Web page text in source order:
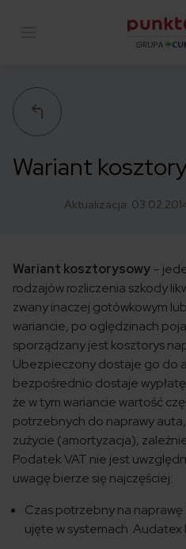
Wariant
Aktualizacja:
Wariant kosztorysowy–
rodzajów rozliczenia szkody
zwany inaczej gotówkowym
wariancie, po oględzinach
sporządzany jest kosztorys
Ubezpieczony dostaje go do
bezpośrednio dostaje
że w tym wariancie wartość
potrzebnych do naprawy
zużycie (amortyzacja),
Podatek VAT nie jest
uwagę bierze się najczęściej:
Czas potrzebny na
ujęte w systemach Audatex